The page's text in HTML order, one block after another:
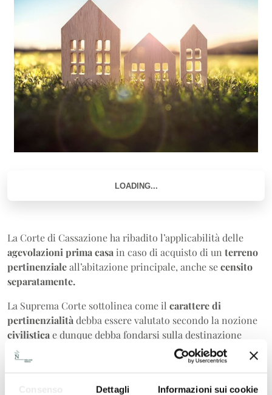
Dettagli Informazioni sui cookie
La Corte di Cassazione ha ribadito l’applicabilità delle
agevolazioni prima casa in caso di acquisto di un terreno
pertinenzialeall’abitazione principale, anche secensito
separatamente.
La Suprema Corte sottolinea come il carattere di
pertinenzialità debba essere valutato secondo la nozione
civilisticae dunque debba fondarsi sulla destinazione
effettiva del bene pertinenziale a servizio ed ornamento
del bene principale.
La pronuncia è molto importante poichécontrasta con